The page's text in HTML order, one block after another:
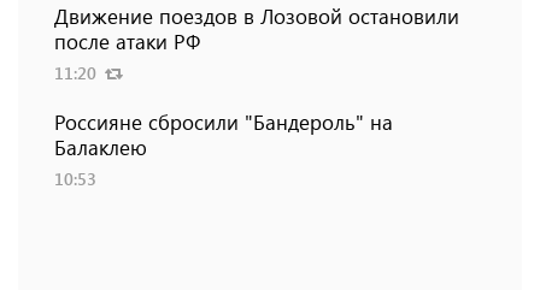
Движение поездов в Лозовой остановили
после атаки РФ
11:20
Россияне сбросили "Бандероль" на
Балаклею
10:53